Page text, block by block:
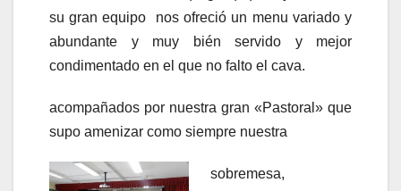
su gran equipo nos ofreció un menu variado y
abundante y muy bién servido y mejor
condimentado en el que no falto el cava.
acompañados por nuestra gran «Pastoral» que
supo amenizar como siempre nuestra
sobremesa,